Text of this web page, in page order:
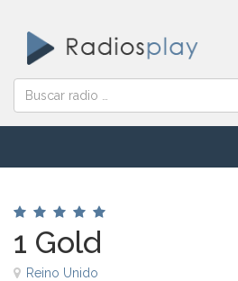
1 Gold
Reino Unido